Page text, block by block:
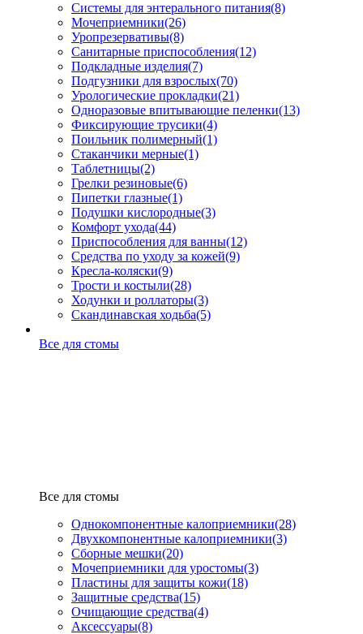
Системы для энтерального питания(8)
Мочеприемники(26)
Уропрезервативы(8)
Санитарные приспособления(12)
Подкладные изделия(7)
Подгузники для взрослых(70)
Урологические прокладки(21)
Одноразовые впитывающие пеленки(13)
Фиксирующие трусики(4)
Поильник полимерный(1)
Стаканчики мерные(1)
Таблетницы(2)
Грелки резиновые(6)
Пипетки глазные(1)
Подушки кислородные(3)
Комфорт ухода(44)
Приспособления для ванны(12)
Средства по уходу за кожей(9)
Кресла-коляски(9)
Трости и костыли(28)
Ходунки и роллаторы(3)
Скандинавская ходьба(5)
Все для стомы
Все для стомы
Однокомпонентные калоприемники(28)
Двухкомпонентные калоприемники(3)
Сборные мешки(20)
Мочеприемники для уростомы(3)
Пластины для защиты кожи(18)
Защитные средства(15)
Очищающие средства(4)
Аксессуары(8)